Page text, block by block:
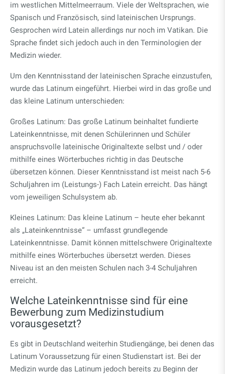
im westlichen Mittelmeerraum. Viele der Weltsprachen, wie
Spanisch und Französisch, sind lateinischen Ursprungs.
Gesprochen wird Latein allerdings nur noch im Vatikan. Die
Sprache findet sich jedoch auch in den Terminologien der
Medizin wieder.
Um den Kenntnisstand der lateinischen Sprache einzustufen,
wurde das Latinum eingeführt. Hierbei wird in das große und
das kleine Latinum unterschieden:
Großes Latinum: Das große Latinum beinhaltet fundierte
Lateinkenntnisse, mit denen Schülerinnen und Schüler
anspruchsvolle lateinische Originaltexte selbst und / oder
mithilfe eines Wörterbuches richtig in das Deutsche
übersetzen können. Dieser Kenntnisstand ist meist nach 5-6
Schuljahren im (Leistungs-) Fach Latein erreicht. Das hängt
vom jeweiligen Schulsystem ab.
Kleines Latinum: Das kleine Latinum – heute eher bekannt
als „Lateinkenntnisse“ – umfasst grundlegende
Lateinkenntnisse. Damit können mittelschwere Originaltexte
mithilfe eines Wörterbuches übersetzt werden. Dieses
Niveau ist an den meisten Schulen nach 3-4 Schuljahren
erreicht.
Welche Lateinkenntnisse sind für eine
Bewerbung zum Medizinstudium
vorausgesetzt?
Es gibt in Deutschland weiterhin Studiengänge, bei denen das
Latinum Voraussetzung für einen Studienstart ist. Bei der
Medizin wurde das Latinum jedoch bereits zu Beginn der